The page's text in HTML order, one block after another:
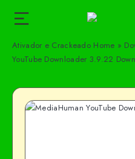
Ativador e Crackeado Home »
YouTube Downloader 3.9.22